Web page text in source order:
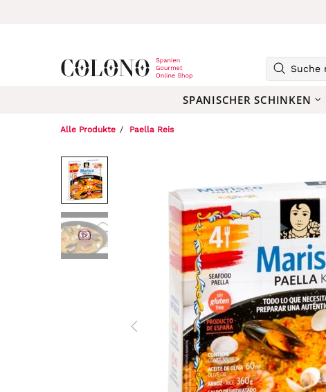
SPANISCHER SCHINKEN
Alle Produkte Paella Reis